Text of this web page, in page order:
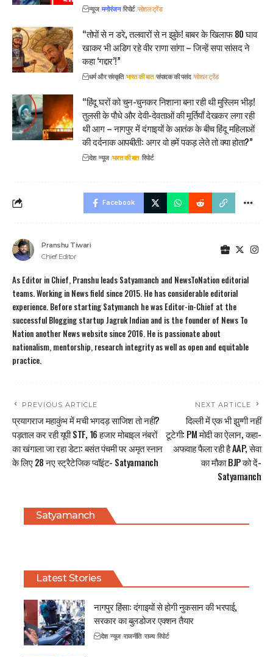
न्यूज मनोरंजन रिपोर्ट सोशल ट्रेंड
“तोपों से न डरे, तलवारों से न झुके! बाबर के खिलाफ 80 घाव
खाकर भी अडिग रहे वीर राणा सांगा – जिन्हें सपा सांसद ने
कहा ‘गद्दार’!”
धर्म और संस्कृति भारत की बात संपादक की पसंद सोशल ट्रेंड
“हिंदू घरों को चुन-चुनकर निशाना बना रही थी मुस्लिम भीड़!
तुलसी के पौधे और देवी-देवताओं की मूर्तियाँ देखकर लगा रही
थी आग – नागपुर में दंगाइयों के आतंक के बीच हिंदू महिलाओं
की दर्दनाक आपबीती: अगर वो हमें पकड़ लेते तो क्या होता?”
देश न्यूज भारत की बात रिपोर्ट
Facebook
Pranshu Tiwari
Chief Editor
As Editor in Chief, Pranshu leads Satyamanch and NewsToNation editorial
teams. Working in News field since 2015. He has considerable editorial
experience. Before starting Satymanch he was Editor-in-Chief at the
successful Blogging startup Jagruk Indian and is the founder of News To
Nation another News website since 2016. He is passionate about
nationalism, mentorship, research integrity as well as open and equitable
practice.
PREVIOUS ARTICLE
प्रयागराज महाकुंभ में मची भगदड़ साजिश तो नहीं?
पड़ताल कर रही यूपी STF, 16 हजार मोबाइल नंबरों
का खंगाला जा रहा डेटा: बसंत पंचमी पर अमृत स्नान
के लिए 28 नए स्ट्रैटेजिक प्वॉइंट- Satyamanch
NEXT ARTICLE
दिल्ली में एक भी झुग्गी नहीं
टूटेगी: PM मोदी का ऐलान, कहा-
अफवाह फैला रही है AAP, सेवा
का मौका BJP को दें-
Satyamanch
Satyamanch
Latest Stories
नागपुर हिंसा: दंगाइयों से होगी नुकसान की भरपाई,
सरकार का बुलडोजर एक्शन तैयार
देश न्यूज राजनीति राज्य रिपोर्ट